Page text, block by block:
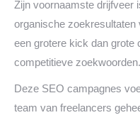
Zijn voornaamste drijfveer
organische zoekresultaten
een grotere kick dan grote
competitieve zoekwoorden.
Deze SEO campagnes
team van freelancers